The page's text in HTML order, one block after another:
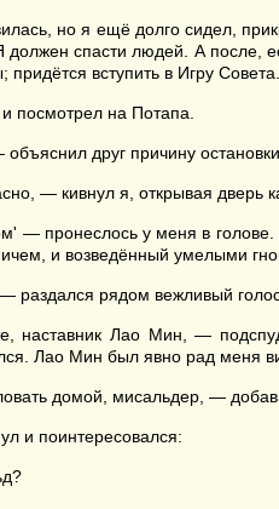
но я ещё долго сидел,
должен спасти людей. А после,
придётся вступить в Игру
посмотрел на Потапа.
друг причину остановки.
— кивнул я, открывая дверь
— пронеслось у меня в голове.
и возведённый умелыми
рядом вежливый
наставник Лао Мин, —
Лао Мин был явно рад меня
домой, мисальдер, —
и поинтересовался: